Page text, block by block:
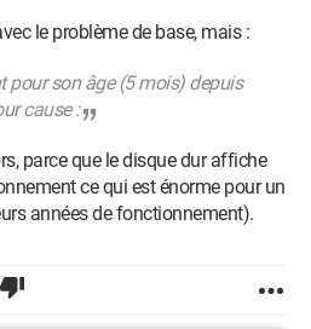
le problème de base, mais :
pour son âge (5 mois) depuis
cause :
parce que le disque dur affiche
ce qui est énorme pour un
années de fonctionnement).